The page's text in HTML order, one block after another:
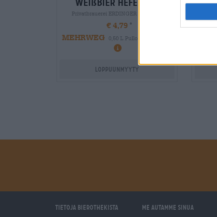
weißbier hefe hell
Privatbrauerei ERDINGER Weißbräu
€ 4,79
MEHRWEG
0,50 L Pullo - € 9,58 / LTR
Loppuunmyyty
Tietoja Bierothekista Me autamme sinua